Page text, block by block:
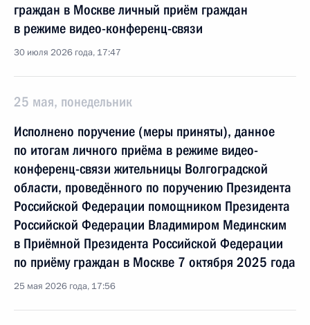
граждан в Москве личный приём граждан
в режиме видео-конференц-связи
30 июля 2026 года, 17:47
25 мая, понедельник
Исполнено поручение (меры приняты), данное
по итогам личного приёма в режиме видео-
конференц-связи жительницы Волгоградской
области, проведённого по поручению Президента
Российской Федерации помощником Президента
Российской Федерации Владимиром Мединским
в Приёмной Президента Российской Федерации
по приёму граждан в Москве 7 октября 2025 года
25 мая 2026 года, 17:56